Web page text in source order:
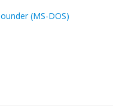
(MS-DOS)